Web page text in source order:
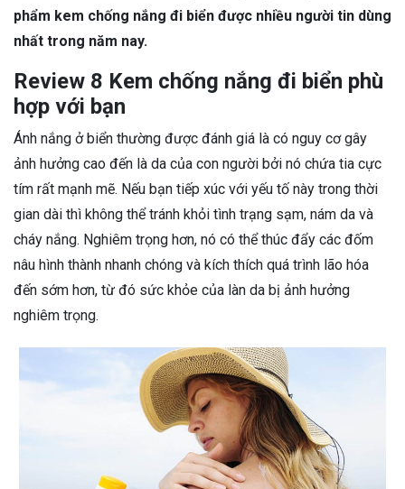
phẩm kem chống nắng đi biển được nhiều người tin dùng
nhất trong năm nay.
Review 8 Kem chống nắng đi biển phù
hợp với bạn
Ánh nắng ở biển thường được đánh giá là có nguy cơ gây
ảnh hưởng cao đến là da của con người bởi nó chứa tia cực
tím rất mạnh mẽ. Nếu bạn tiếp xúc với yếu tố này trong thời
gian dài thì không thể tránh khỏi tình trạng sạm, nám da và
cháy nắng. Nghiêm trọng hơn, nó có thể thúc đẩy các đốm
nâu hình thành nhanh chóng và kích thích quá trình lão hóa
đến sớm hơn, từ đó sức khỏe của làn da bị ảnh hưởng
nghiêm trọng.